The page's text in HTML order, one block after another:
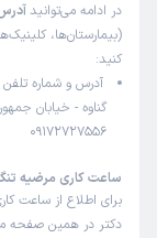
در ادامه می‌توانید
(بیمارستان‌ها،
کنید:
آدرس و شماره تلفن
09172727556
ساعت کاری مرضیه
برای اطلاع از ساعت
دکتر در همین صفحه